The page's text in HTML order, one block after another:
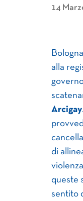
14
alla
Arcigay
di
queste
sentito